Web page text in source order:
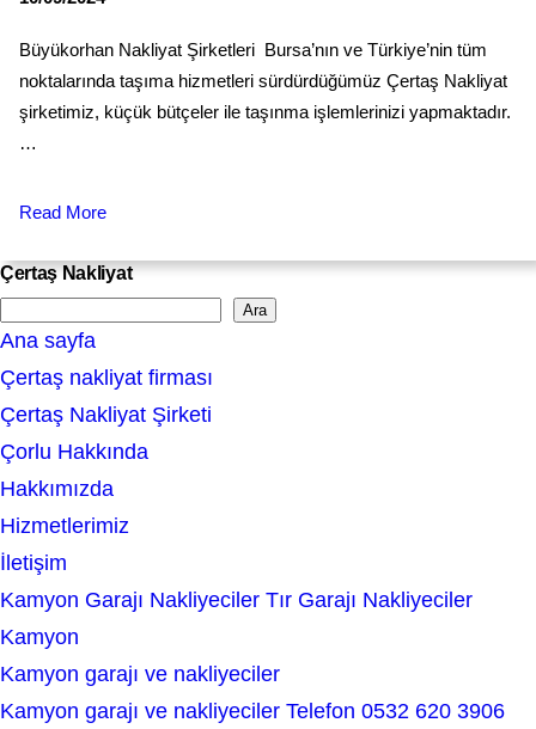
Büyükorhan Nakliyat Şirketleri Bursa’nın ve Türkiye’nin tüm
noktalarında taşıma hizmetleri sürdürdüğümüz Çertaş Nakliyat
şirketimiz, küçük bütçeler ile taşınma işlemlerinizi yapmaktadır.
…
Read More
Çertaş Nakliyat
e
a
r
c
h
Ara
Ana sayfa
Çertaş nakliyat firması
Çertaş Nakliyat Şirketi
Çorlu Hakkında
Hakkımızda
Hizmetlerimiz
İletişim
Kamyon Garajı Nakliyeciler Tır Garajı Nakliyeciler
Kamyon
Kamyon garajı ve nakliyeciler
Kamyon garajı ve nakliyeciler Telefon 0532 620 3906